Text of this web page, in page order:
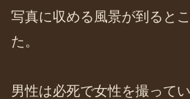
写真に収める風景が到ると
た。
男性は必死で女性を撮って